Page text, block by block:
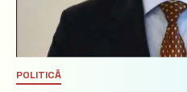
POLITICĂ